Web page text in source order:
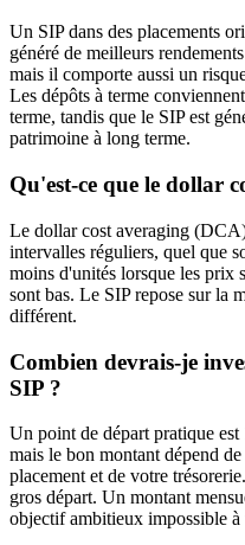
Un SIP dans des placements
généré de meilleurs
mais il comporte aussi un
Les dépôts à terme
terme, tandis que le SIP est
patrimoine à long terme.
Qu'est-ce que le dollar
Le dollar cost averaging
intervalles réguliers, quel que
moins d'unités lorsque les prix
sont bas. Le SIP repose sur la
différent.
Combien devrais-je
SIP ?
Un point de départ pratique
mais le bon montant dépend
placement et de votre
gros départ. Un montant
objectif ambitieux impossible à